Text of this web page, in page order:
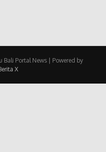
Portal News | Powered by
X